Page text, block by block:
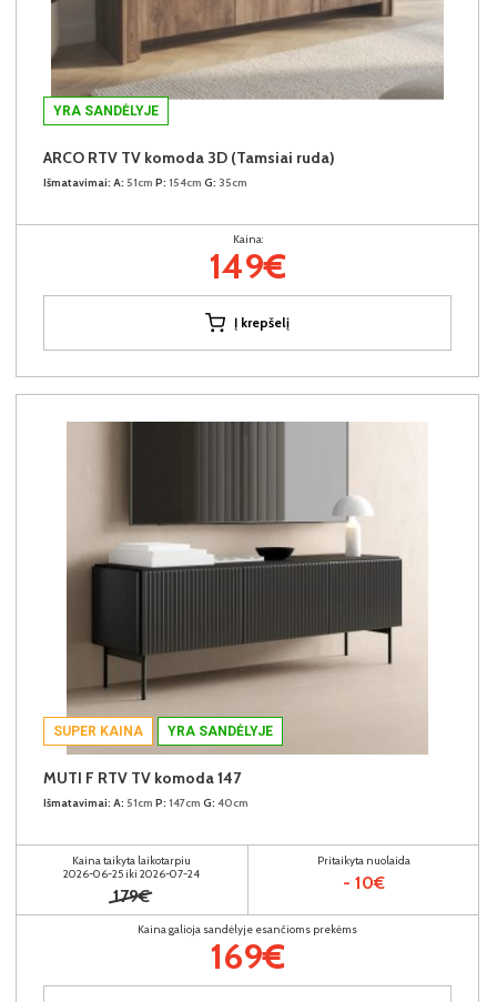
YRA SANDĖLYJE
ARCO RTV TV komoda 3D (Tamsiai ruda)
Išmatavimai: A: 51cm P: 154cm G: 35cm
Kaina:
149€
Į krepšelį
SUPER KAINA YRA SANDĖLYJE
MUTI F RTV TV komoda 147
Išmatavimai: A: 51cm P: 147cm G: 40cm
Kaina taikyta laikotarpiu
2026-06-25 iki 2026-07-24
179€
Pritaikyta nuolaida
- 10€
Kaina galioja sandėlyje esančioms prekėms
169€